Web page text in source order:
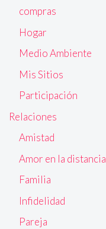
compras
Hogar
Medio Ambiente
Mis Sitios
Participación
Relaciones
Amistad
Amor en la distancia
Familia
Infidelidad
Pareja